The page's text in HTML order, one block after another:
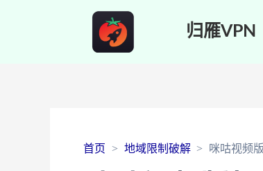
归雁VPN
首页 地域限制破解 咪咕视频